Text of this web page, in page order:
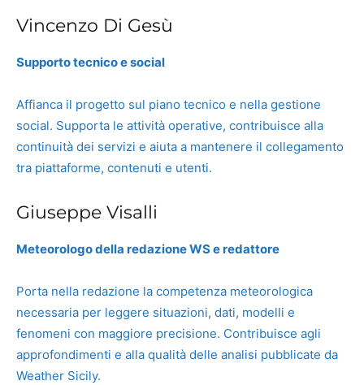
Vincenzo Di Gesù
Supporto tecnico e social
Affianca il progetto sul piano tecnico e nella gestione
social. Supporta le attività operative, contribuisce alla
continuità dei servizi e aiuta a mantenere il collegamento
tra piattaforme, contenuti e utenti.
Giuseppe Visalli
Meteorologo della redazione WS e redattore
Porta nella redazione la competenza meteorologica
necessaria per leggere situazioni, dati, modelli e
fenomeni con maggiore precisione. Contribuisce agli
approfondimenti e alla qualità delle analisi pubblicate da
Weather Sicily.